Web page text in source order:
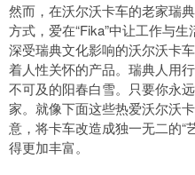
然而，在沃尔沃卡车的老家瑞
方式，爱在“Fika”中让工作与
深受瑞典文化影响的沃尔沃卡
着人性关怀的产品。瑞典人用
不可及的阳春白雪。只要你永
家。就像下面这些热爱沃尔沃
意，将卡车改造成独一无二的“
得更加丰富。